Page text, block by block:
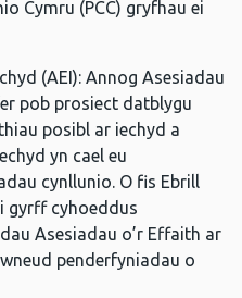
Cymru (PCC) gryfhau ei
(AEI): Annog Asesiadau
pob prosiect datblygu
posibl ar iechyd a
yn cael eu
cynllunio. O fis Ebrill
gyrff cyhoeddus
Asesiadau o’r Effaith ar
penderfyniadau o